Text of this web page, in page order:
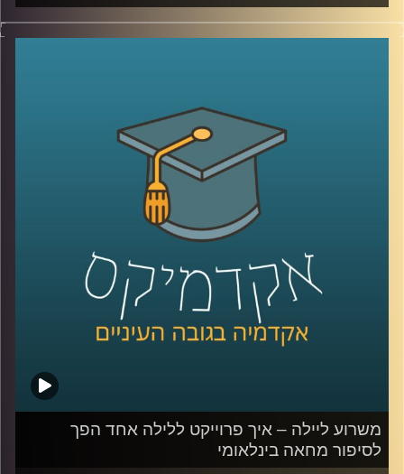
בועידת האקלים בגלאזגו השנה הצהיר ראש הממשלה, נפתלי
בנט, שישראל תצמצם את פליטת הפחמן שלה לאפס עד שנת
אחת הדרכים להפוך את פליטת הפחמן לפחות שקופה היא
שיטה אותה חוקרת פרופ' יעל פרג, סגנית דיקן בית הספר
לשיחה עם פרופ' יעל פרג על ביטחון אנרגטי – לחצו כאן
לשיחה עם פרופ' פרג על שינוי מהאמצע אל החוץ –
משרוע ליילה – איך פרוייקט ללילה אחד הפך
לסיפור מחאה בינלאומי